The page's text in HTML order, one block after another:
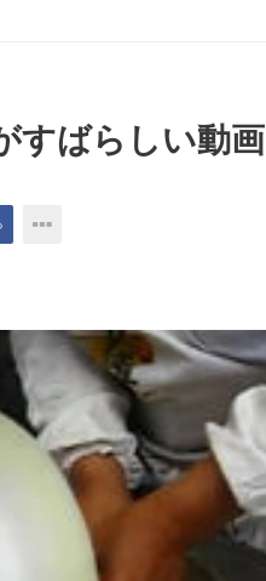
すばらしい動画